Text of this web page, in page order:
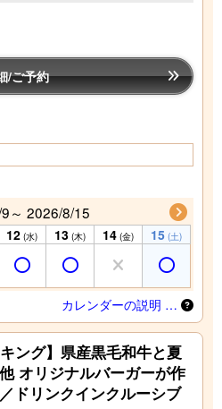
/ご予約
～ 2026/8/15
12 (水) 13 (木) 14 (金) 15 (土)
カレンダーの説明 …
ング】県産黒毛和牛と夏
オリジナルバーガーが作
ドリンクインクルーシブ